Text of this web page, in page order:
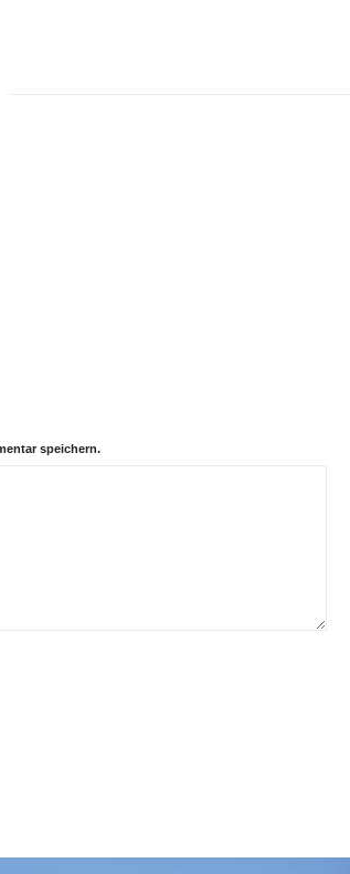
speichern.